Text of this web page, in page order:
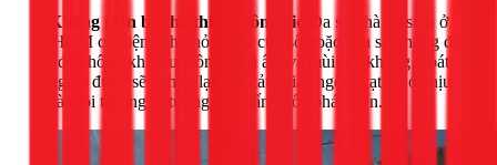
3. Không gian bí khí, thiếu thông gió
Đa số nhà vệ sinh ở
TPHCM có diện tích nhỏ, thiếu cửa sổ hoặc cửa sổ không đủ
lớn để không khí lưu thông. Hơi ẩm và mùi hôi không thoát
ra ngoài được sẽ tích tụ lại, tạo cảm giác ngột ngạt, khó chịu
và là môi trường lý tưởng cho nấm mốc phát triển.